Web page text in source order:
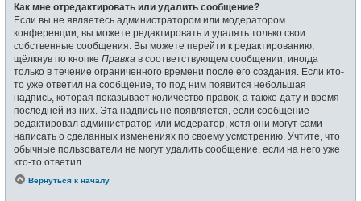
Как мне отредактировать или удалить сообщение?
Если вы не являетесь администратором или модератором
конференции, вы можете редактировать и удалять только свои
собственные сообщения. Вы можете перейти к редактированию,
щёлкнув по кнопке Правка в соответствующем сообщении, иногда
только в течение ограниченного времени после его создания. Если кто-
то уже ответил на сообщение, то под ним появится небольшая
надпись, которая показывает количество правок, а также дату и время
последней из них. Эта надпись не появляется, если сообщение
редактировал администратор или модератор, хотя они могут сами
написать о сделанных изменениях по своему усмотрению. Учтите, что
обычные пользователи не могут удалить сообщение, если на него уже
кто-то ответил.
Вернуться к началу